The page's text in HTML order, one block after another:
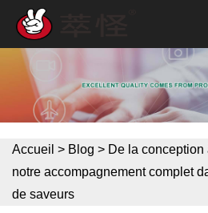
Accueil > Blog > De la
notre accompagnement complet
de saveurs